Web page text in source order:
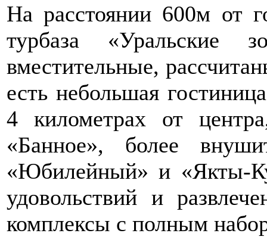
На расстоянии 600м от
турбаза
вместительные,
есть небольшая
4 километрах от
«Банное», более
«Юбилейный» и «Якты-
удовольствий и
комплексы с полным